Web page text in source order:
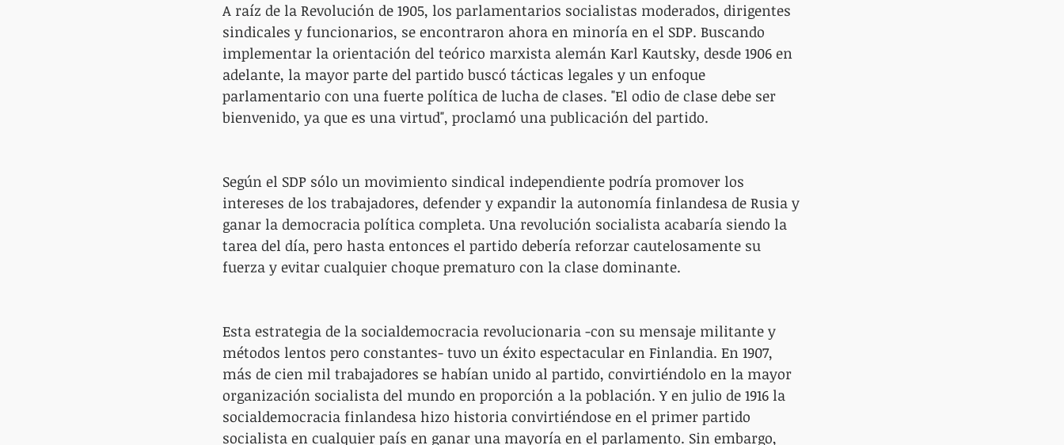
A raíz de la Revolución de 1905, los parlamentarios socialistas moderados, dirigentes
sindicales y funcionarios, se encontraron ahora en minoría en el SDP. Buscando
implementar la orientación del teórico marxista alemán Karl Kautsky, desde 1906 en
adelante, la mayor parte del partido buscó tácticas legales y un enfoque
parlamentario con una fuerte política de lucha de clases. "El odio de clase debe ser
bienvenido, ya que es una virtud", proclamó una publicación del partido.
Según el SDP sólo un movimiento sindical independiente podría promover los
intereses de los trabajadores, defender y expandir la autonomía finlandesa de Rusia y
ganar la democracia política completa. Una revolución socialista acabaría siendo la
tarea del día, pero hasta entonces el partido debería reforzar cautelosamente su
fuerza y ​​evitar cualquier choque prematuro con la clase dominante.
Esta estrategia de la socialdemocracia revolucionaria -con su mensaje militante y
métodos lentos pero constantes- tuvo un éxito espectacular en Finlandia. En 1907,
más de cien mil trabajadores se habían unido al partido, convirtiéndolo en la mayor
organización socialista del mundo en proporción a la población. Y en julio de 1916 la
socialdemocracia finlandesa hizo historia convirtiéndose en el primer partido
socialista en cualquier país en ganar una mayoría en el parlamento. Sin embargo,